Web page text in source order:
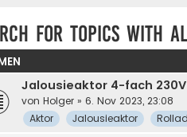
for topics with
Jalousieaktor 4-fach
von Holger » 6. Nov 2023, 23:08
Aktor Jalousieaktor